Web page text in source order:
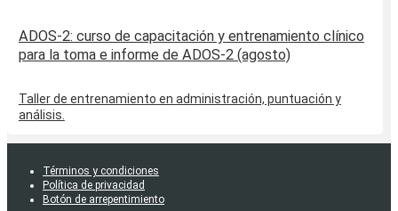
ADOS-2: curso de capacitación y entrenamiento clínico
para la toma e informe de ADOS-2 (agosto)
Taller de entrenamiento en administración, puntuación y
análisis.
Términos y condiciones
Política de privacidad
Botón de arrepentimiento